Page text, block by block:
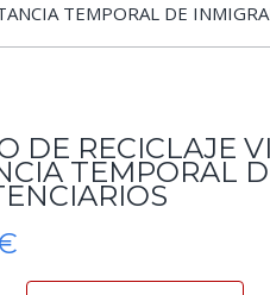
TEMPORAL DE
DE RECICLAJE
TEMPORAL